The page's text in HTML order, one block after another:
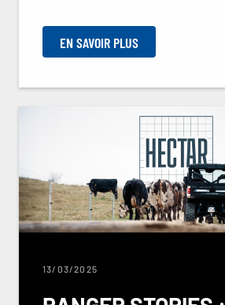
EN SAVOIR PLUS
13/03/2025